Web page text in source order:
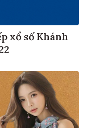
xổ số Khánh